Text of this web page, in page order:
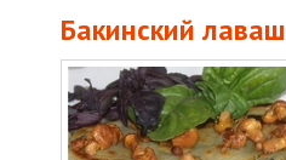
Бакинский лаваш